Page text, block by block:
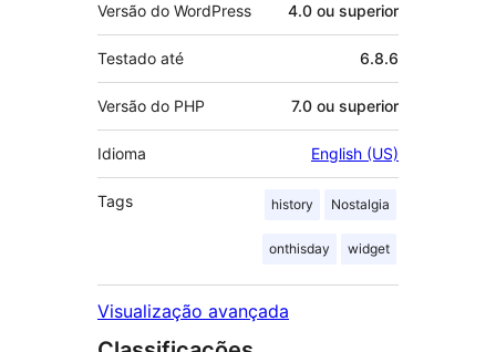
Versão do WordPress 4.0 ou superior
Testado até 6.8.6
Versão do PHP 7.0 ou superior
Idioma English (US)
Tags history Nostalgia
onthisday widget
Visualização avançada